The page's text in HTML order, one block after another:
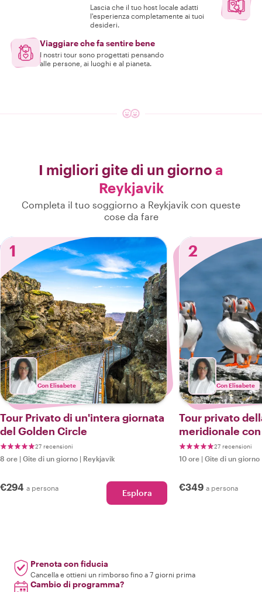
Lascia che il tuo host locale adatti
l'esperienza completamente ai tuoi
desideri.
Viaggiare che fa sentire bene
I nostri tour sono progettati pensando
alle persone, ai luoghi e al pianeta.
I migliori gite di un giorno a
Reykjavik
Completa il tuo soggiorno a Reykjavik con queste
cose da fare
1
Con Elisabete
Tour Privato di un'intera giornata
del Golden Circle
27 recensioni
8 ore | Gite di un giorno | Reykjavik
€294 a persona Esplora
2
Con Elisabete
Tour privato
meridionale
27 recensioni
10 ore | Gite di un giorno
€349 a persona
Prenota con fiducia
Cancella e ottieni un rimborso fino a 7 giorni prima
Cambio di programma?